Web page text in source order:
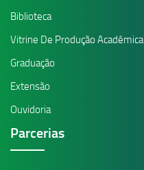
Biblioteca
Vitrine De Produção Acadêmica
Graduação
Extensão
Ouvidoria
Parcerias